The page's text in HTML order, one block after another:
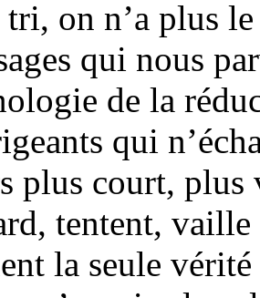
on n’a plus
qui nous
de la
qui
plus court,
tentent,
la seule